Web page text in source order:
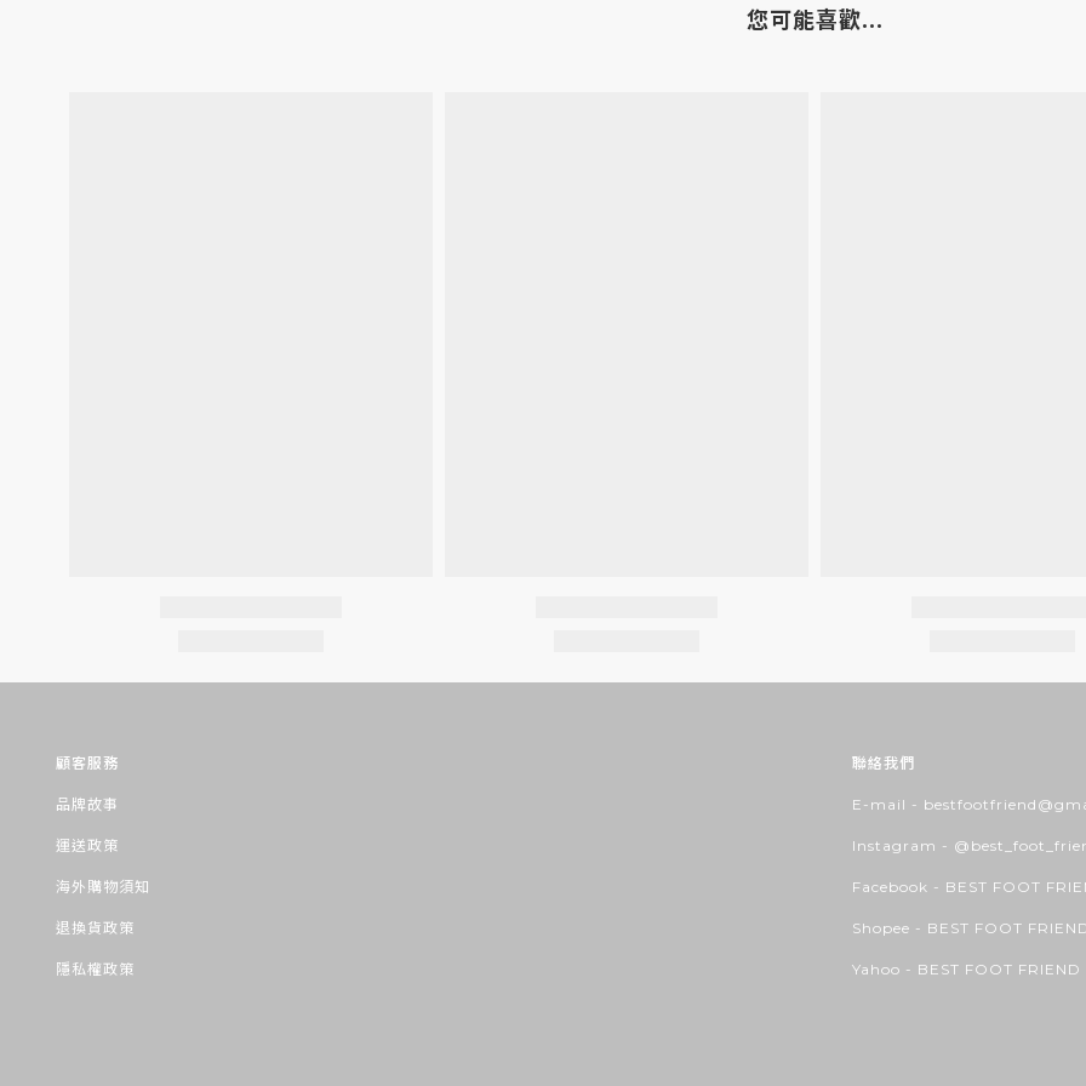
您可能喜歡...
顧客服務
品牌故事
運送政策
海外購物須知
退換貨政策
隱私權政策
聯絡我們
E-mail -
Instagram -
Facebook - BEST FOOT
Shopee - BEST FOOT
Yahoo - BEST FOOT FRIEND